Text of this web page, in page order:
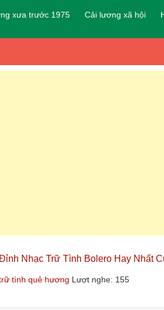
xưa trước 1975 Cải lương xã hội
Nhạc Trữ Tình Bolero Hay Nhất
tình quê hương Lượt nghe: 155